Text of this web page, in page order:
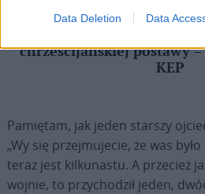
Data Deletion Data
chrześcijańskiej postawy
KEP
Pamiętam, jak jeden starszy
„Wy się przejmujecie, że was
teraz jest kilkunastu. A przecież
wojnie, to przychodził jeden,